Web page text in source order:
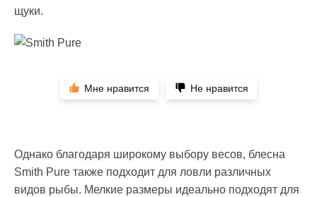
щуки.
Мне нравится Не нравится
Однако благодаря широкому выбору весов, блесна
Smith Pure также подходит для ловли различных
видов рыбы. Мелкие размеры идеально подходят для